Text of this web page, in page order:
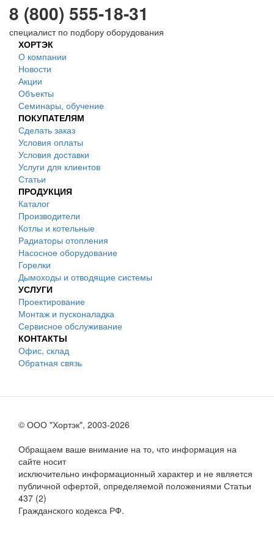
8 (800) 555-18-31
специалист по подбору оборудования
ХОРТЭК
О компании
Новости
Акции
Объекты
Семинары, обучение
ПОКУПАТЕЛЯМ
Сделать заказ
Условия оплаты
Условия доставки
Услуги для клиентов
Статьи
ПРОДУКЦИЯ
Каталог
Производители
Котлы и котельные
Радиаторы отопления
Насосное оборудование
Горелки
Дымоходы и отводящие системы
УСЛУГИ
Проектирование
Монтаж и пусконаладка
Сервисное обслуживание
КОНТАКТЫ
Офис, склад
Обратная связь
© ООО "Хортэк", 2003-2026
Обращаем ваше внимание на то, что информация на
сайте носит
исключительно информационный характер и не является
публичной офертой, определяемой положениями Статьи
437 (2)
Гражданского кодекса РФ.